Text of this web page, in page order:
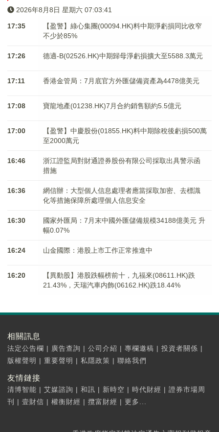
2026年8月8日 星期六 07:03:41
17:35
【盈警】綠心集團(00094.HK)料中期淨虧損同比收窄
不少於85%
17:26 德適-B(02526.HK)中期歸母淨虧損擴大至5588.3萬元
17:11 香港金管局：7月底官方外匯儲備資產為4478億美元
17:08 寶龍地產(01238.HK)7月合約銷售額約5.5億元
17:00
【盈警】中慶股份(01855.HK)料中期除稅後虧損500萬
至2000萬元
16:46
浙江證監局對財通證券股份有限公司採取出具警示函
措施
16:36
網信辦：大型個人信息處理者應當採取加密、去標識
化等措施保障所處理個人信息安全
16:30
國家外匯局：7月末中國外匯儲備規模34188億美元 升
幅0.07%
16:24 山金國際：港股上市工作正常推進中
16:20
【異動股】港股跌幅榜前十，九福來(08611.HK)跌
21.43%，天瑞汽車内飾(06162.HK)跌18.44%
相關訊息
法定公告欄 | 廣告查詢 | 公司介紹 | 專欄邀稿 | 投資者關係 |
版權聲明 | 重要聲明 | 私隱政策 | 聯絡我們
友情鏈接
清博智能 | 艾媒諮詢 | 和訊 | 新時空 | 時代財經 | 證券市場周
刊
| 壹財信 | 權衡財經 | 攬富財經 | 更多...